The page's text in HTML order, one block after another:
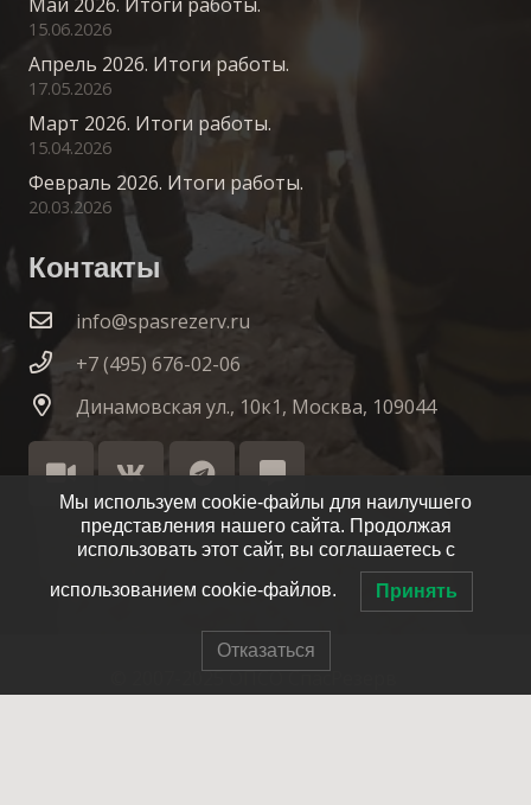
15.06.2026
Апрель 2026. Итоги работы.
17.05.2026
Март 2026. Итоги работы.
15.04.2026
Февраль 2026. Итоги работы.
20.03.2026
Контакты
info@spasrezerv.ru
+7 (495) 676-02-06
Динамовская ул., 10к1, Москва, 109044
© 2007-2025 ОПСО СпасРезерв
Мы используем cookie-файлы для наилучшего
представления нашего сайта. Продолжая
использовать этот сайт, вы соглашаетесь с
использованием cookie-файлов. Принять
Отказаться